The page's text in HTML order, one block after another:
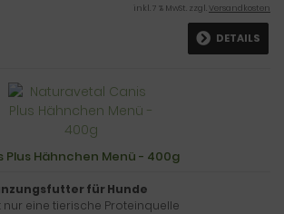
inkl. 7 % MwSt. zzgl.Versandkosten
DETAILS
Hähnchen Menü - 400g
für Hunde
eine tierische Proteinquelle